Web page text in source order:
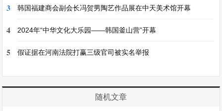
3 韩国福建商会副会长冯贺男陶艺作品展在中天美术馆开幕
4 2024年“中华文化大乐园——韩国釜山营”开幕
5 假证据在河南法院打赢三级官司被实名举报
随机文章